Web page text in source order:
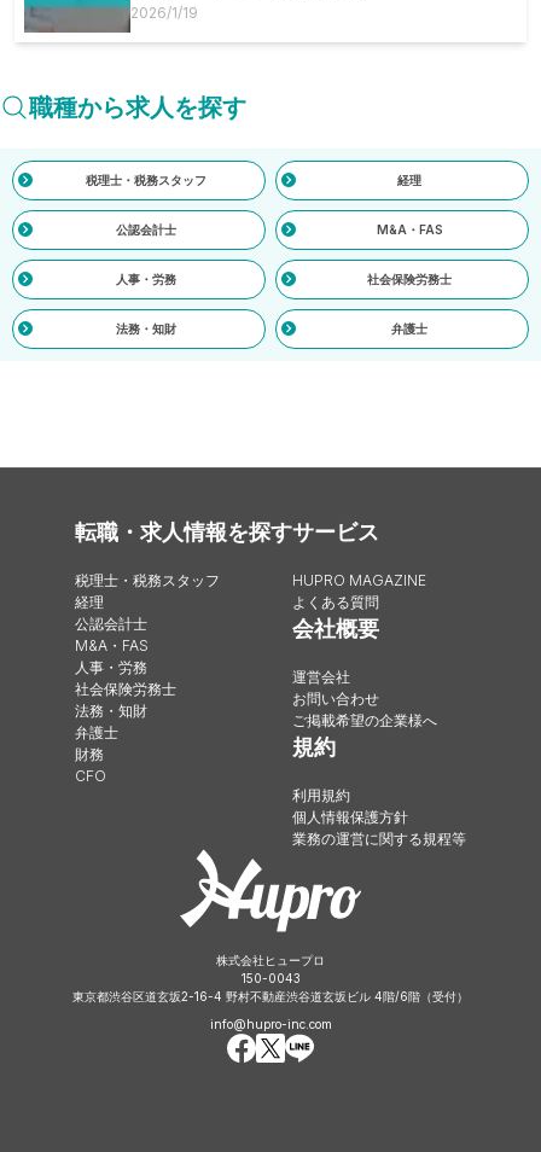
2026/1/19
職種から求人を探す
税理士・税務スタッフ 経理
公認会計士 M&A・FAS
人事・労務 社会保険労務士
法務・知財 弁護士
転職・求人情報を探す
税理士・税務スタッフ
経理
公認会計士
M&A・FAS
人事・労務
社会保険労務士
法務・知財
弁護士
財務
CFO
サービス
HUPRO MAGAZINE
よくある質問
会社概要
運営会社
お問い合わせ
ご掲載希望の企業様へ
規約
利用規約
個人情報保護方針
業務の運営に関する規程等
株式会社ヒュープロ
150-0043
東京都渋谷区道玄坂2-16-4 野村不動産渋谷道玄坂ビル 4階/6階（受付）
info@hupro-inc.com